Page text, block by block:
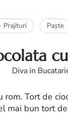
Prajituri Paşte
Diva in
rom. Tort de
mai bun tort